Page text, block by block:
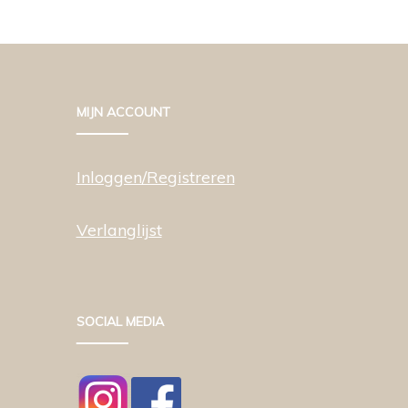
MIJN ACCOUNT
Inloggen/Registreren
Verlanglijst
SOCIAL MEDIA